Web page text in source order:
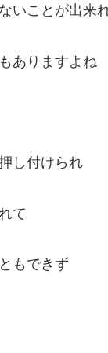
いことが出来
ありますよね
し付けられ
て
もできず